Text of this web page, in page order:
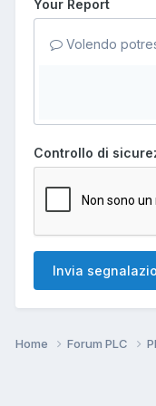
Your Report
Volendo
Controllo di
Invia
Home Forum PLC